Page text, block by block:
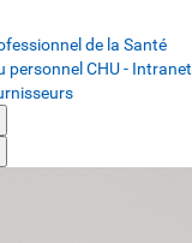
de la Santé
personnel CHU - Intranet